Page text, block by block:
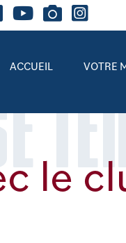
ACCUEIL VOTRE
le